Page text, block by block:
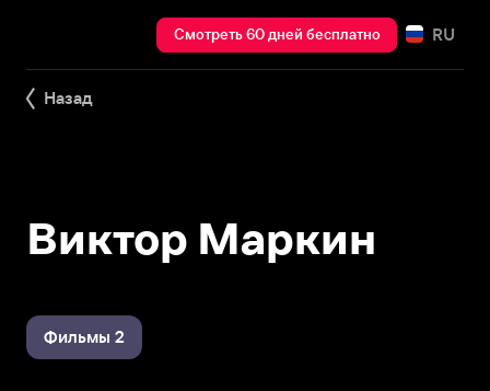
Смотреть 60 дней бесплатно RU
Назад
Виктор Маркин
Фильмы 2